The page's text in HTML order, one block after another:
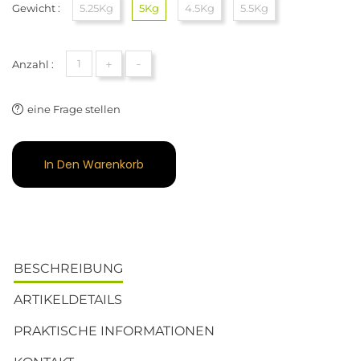
Gewicht : 5.25Kg 5Kg 4.5Kg 5.5Kg
Anzahl : + -
eine Frage stellen
In Den Warenkorb
BESCHREIBUNG
ARTIKELDETAILS
PRAKTISCHE INFORMATIONEN